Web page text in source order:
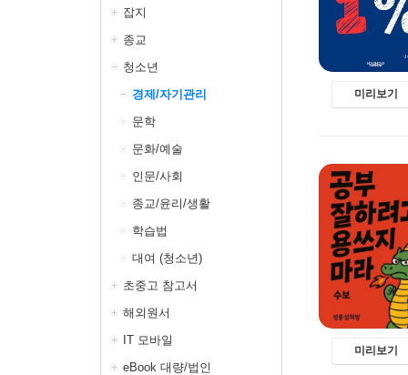
잡지
종교
청소년
경제/자기관리
문학
문화/예술
인문/사회
종교/윤리/생활
학습법
대여 (청소년)
초중고 참고서
해외원서
IT 모바일
eBook 대량/법인
미리보기
미리보기